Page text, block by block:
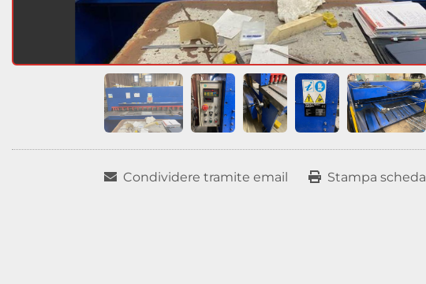
Condividere tramite email Stampa scheda